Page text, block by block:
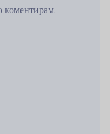
коментирам.